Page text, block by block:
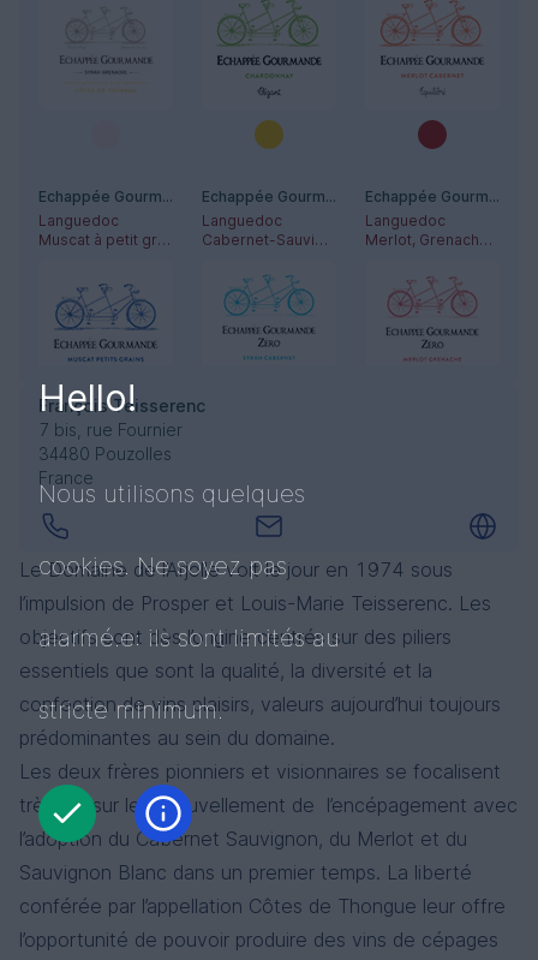
François Teisserenc
7 bis, rue Fournier
34480 Pouzolles
France
Le Domaine de l’Arjolle voit le jour en 1974 sous
l’impulsion de Prosper et Louis-Marie Teisserenc. Les
objectifs sont dès l’origine centrés sur des piliers
essentiels que sont la qualité, la diversité et la
confection de vins plaisirs, valeurs aujourd’hui toujours
prédominantes au sein du domaine.
Les deux frères pionniers et visionnaires se focalisent
très tôt sur le renouvellement de l’encépagement avec
l’adoption du Cabernet Sauvignon, du Merlot et du
Sauvignon Blanc dans un premier temps. La liberté
conférée par l’appellation Côtes de Thongue leur offre
l’opportunité de pouvoir produire des vins de cépages
Echappée Gourmande - Muscat à Petit Grains
Languedoc
Muscat à petit grains
Echappée Gourmande - Zéro Syrah-Cabernet
Languedoc
Cabernet-Sauvignon, Syrah
Echappée Gourmande - Zéro Grenache-Merlot
Languedoc
Merlot, Grenache Noir
Languedoc
Languedoc
Zinfandel
Sauvignon Blanc, Viognier
Echappée Gourmande - Zéro Sparkling Rosé
Languedoc
Syrah, Cabernet-Sauvignon
Echappée Gourmande - Viognier Sauvignon
Sauvignon Blanc, Viognier
Echappée Gourmande Syrah
Syrah
Hello!
Nous utilisons quelques
cookies. Ne soyez pas
alarmé.e: ils sont limités au
stricte minimum.